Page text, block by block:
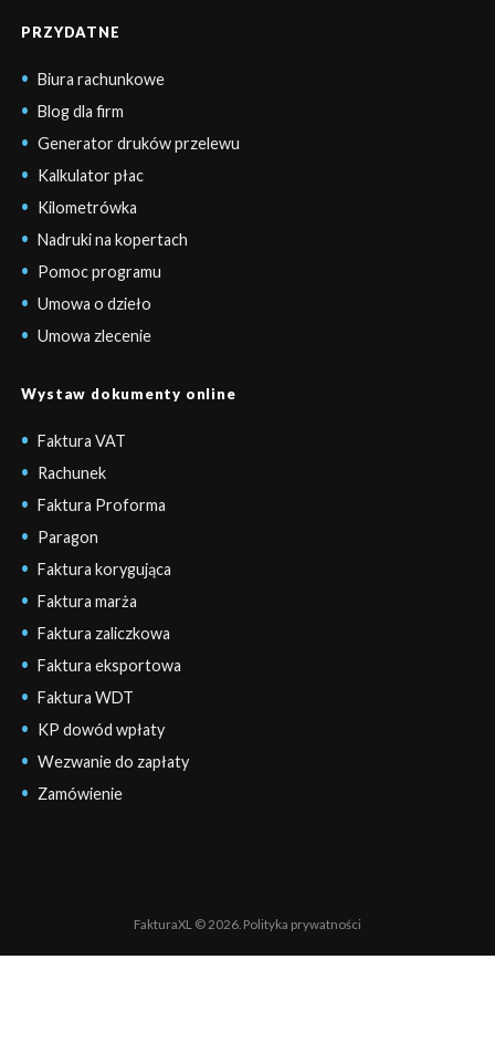
PRZYDATNE
Biura rachunkowe
Blog dla firm
Generator druków przelewu
Kalkulator płac
Kilometrówka
Nadruki na kopertach
Pomoc programu
Umowa o dzieło
Umowa zlecenie
Wystaw dokumenty online
Faktura VAT
Rachunek
Faktura Proforma
Paragon
Faktura korygująca
Faktura marża
Faktura zaliczkowa
Faktura eksportowa
Faktura WDT
KP dowód wpłaty
Wezwanie do zapłaty
Zamówienie
FakturaXL © 2026. Polityka prywatności